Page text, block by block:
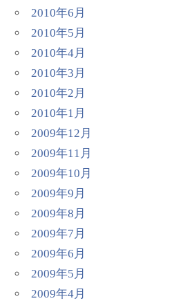
2010年6月
2010年5月
2010年4月
2010年3月
2010年2月
2010年1月
2009年12月
2009年11月
2009年10月
2009年9月
2009年8月
2009年7月
2009年6月
2009年5月
2009年4月